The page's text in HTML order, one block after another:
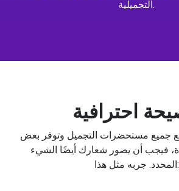
التجميلية.
مع جميع مستحضرات التجميل وتوفر بعض
فيجب أن يصور شعارك أيضًا الشيء
المحدد. جربه مثل هذا: